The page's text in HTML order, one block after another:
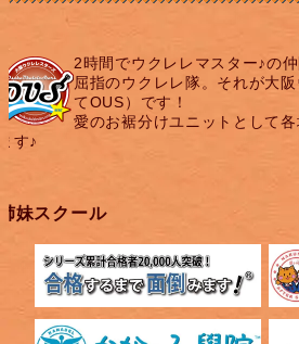
2時間でウクレレマスター♪の
屈指のウクレレ隊。それが大
てOUS）です！
愛のお裾分けユニットとして
す♪
妹スクール